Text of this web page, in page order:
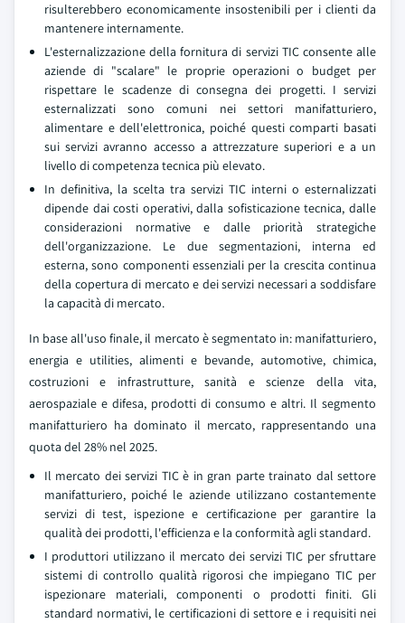
risulterebbero economicamente insostenibili per i clienti da
mantenere internamente.
L'esternalizzazione della fornitura di servizi TIC consente alle
aziende di "scalare" le proprie operazioni o budget per
rispettare le scadenze di consegna dei progetti. I servizi
esternalizzati sono comuni nei settori manifatturiero,
alimentare e dell'elettronica, poiché questi comparti basati
sui servizi avranno accesso a attrezzature superiori e a un
livello di competenza tecnica più elevato.
In definitiva, la scelta tra servizi TIC interni o esternalizzati
dipende dai costi operativi, dalla sofisticazione tecnica, dalle
considerazioni normative e dalle priorità strategiche
dell'organizzazione. Le due segmentazioni, interna ed
esterna, sono componenti essenziali per la crescita continua
della copertura di mercato e dei servizi necessari a soddisfare
la capacità di mercato.
In base all'uso finale, il mercato è segmentato in: manifatturiero,
energia e utilities, alimenti e bevande, automotive, chimica,
costruzioni e infrastrutture, sanità e scienze della vita,
aerospaziale e difesa, prodotti di consumo e altri. Il segmento
manifatturiero ha dominato il mercato, rappresentando una
quota del 28% nel 2025.
Il mercato dei servizi TIC è in gran parte trainato dal settore
manifatturiero, poiché le aziende utilizzano costantemente
servizi di test, ispezione e certificazione per garantire la
qualità dei prodotti, l'efficienza e la conformità agli standard.
I produttori utilizzano il mercato dei servizi TIC per sfruttare
sistemi di controllo qualità rigorosi che impiegano TIC per
ispezionare materiali, componenti o prodotti finiti. Gli
standard normativi, le certificazioni di settore e i requisiti nei